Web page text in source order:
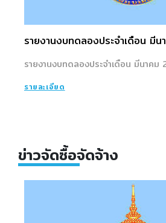
รายงานงบทดลองประจำเดือน มี
รายงานงบทดลองประจำเดือน มีนาคม
รายละเอียด
ข่าวจัดซื้อจัดจ้าง